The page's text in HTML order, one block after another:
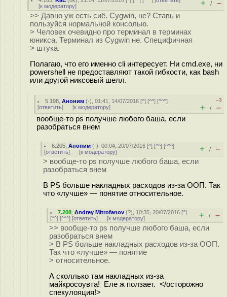
[к модератору] + / –
>> Давно уж есть сиё. Cygwin, не? Ставь и
пользуйся нормальной консолью.
> Человек очевидно про терминал в терминах
юникса. Терминал из Cygwin не. Специфичная
> штука.
Полагаю, что его именно cli интересует. Ни cmd.exe, ни
powershell не предоставляют такой гибкости, как bash
или другой никсовый шелл.
5.198 ,Аноним (-), 01:41, 14/07/2016 [^] [^^] [^^^]
[ответить] [к модератору]
–3
+ / –
вообще-то ps получше любого баша, если
разобраться внем
6.205 ,Аноним (-), 00:04, 20/07/2016 [^] [^^] [^^^]
[ответить] [к модератору] + / –
> вообще-то ps получше любого баша, если
разобраться внем
В PS больше накладных расходов из-за ООП. Так
что «лучше» — понятие относительное.
7.208 ,Andrey Mitrofanov (?), 10:35, 20/07/2016 [^]
[^^] [^^^] [ответить] [к модератору] + / –
>> вообще-то ps получше любого баша, если
разобраться внем
> В PS больше накладных расходов из-за ООП.
Так что «лучше» — понятие
> относительное.
А сколлько там накладных из-за
майкросоувта! Еле ж ползает. </осторожно
спекулояция!>